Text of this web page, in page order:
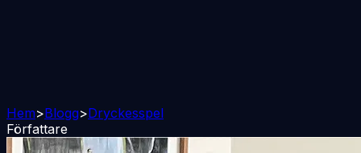
Hem>Blogg>Dryckesspel
Författare